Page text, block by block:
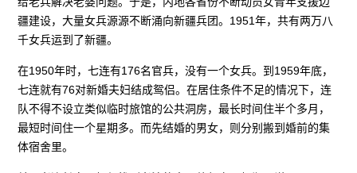
疆建设，大量女兵源源不断涌向新疆兵团。1951年，共有两万八
千女兵运到了新疆。
在1950年时，七连有176名官兵，没有一个女兵。到1959年底，
七连就有76对新婚夫妇结成鸳侣。在居住条件不足的情况下，连
队不得不设立类似临时旅馆的公共洞房，最长时间住半个多月，
最短时间住一个星期多。而先结婚的男女，则分别搬到婚前的集
体宿舍里。